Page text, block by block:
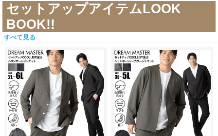
セットアップアイテムLOOK
BOOK!!
すべて見る